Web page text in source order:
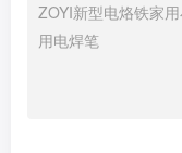
ZOYI新型电烙铁家
用电焊笔